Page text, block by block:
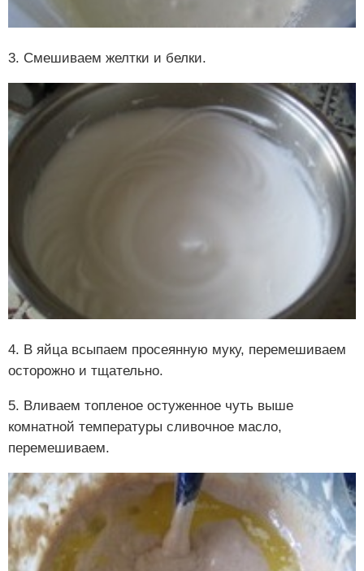
3. Смешиваем желтки и белки.
4. В яйца всыпаем просеянную муку, перемешиваем
осторожно и тщательно.
5. Вливаем топленое остуженное чуть выше
комнатной температуры сливочное масло,
перемешиваем.